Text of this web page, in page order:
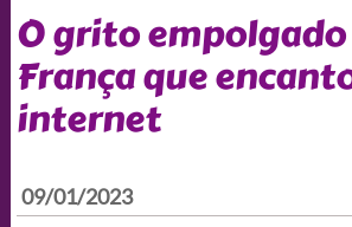
O grito empolgado
França que
internet
09/01/2023